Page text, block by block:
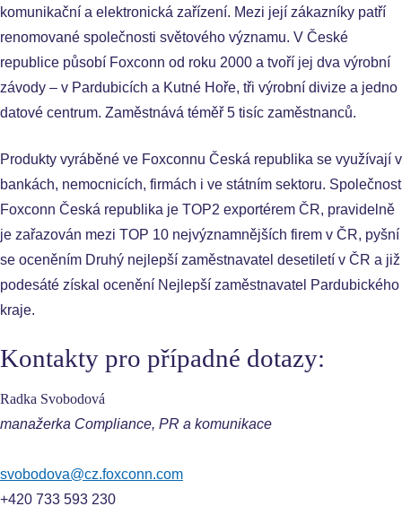
komunikační a elektronická zařízení. Mezi její zákazníky patří
renomované společnosti světového významu. V České
republice působí Foxconn od roku 2000 a tvoří jej dva výrobní
závody – v Pardubicích a Kutné Hoře, tři výrobní divize a jedno
datové centrum. Zaměstnává téměř 5 tisíc zaměstnanců.
Produkty vyráběné ve Foxconnu Česká republika se využívají v
bankách, nemocnicích, firmách i ve státním sektoru. Společnost
Foxconn Česká republika je TOP2 exportérem ČR, pravidelně
je zařazován mezi TOP 10 nejvýznamnějších firem v ČR, pyšní
se oceněním Druhý nejlepší zaměstnavatel desetiletí v ČR a již
podesáté získal ocenění Nejlepší zaměstnavatel Pardubického
kraje.
Kontakty pro případné dotazy:
Radka Svobodová
manažerka Compliance, PR a komunikace
svobodova@cz.foxconn.com
+420 733 593 230